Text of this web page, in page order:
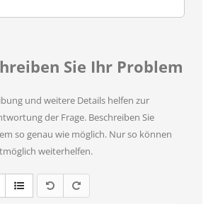
Sie Ihr Problem
und weitere Details helfen zur
der Frage. Beschreiben Sie
so genau wie möglich. Nur so können
weiterhelfen.